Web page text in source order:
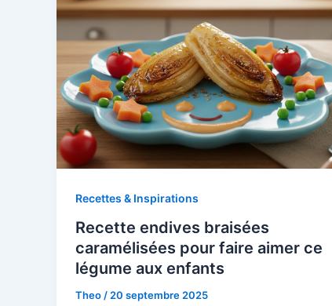
Recettes & Inspirations
Recette endives braisées
caramélisées pour faire aimer ce
légume aux enfants
Theo/20 septembre 2025